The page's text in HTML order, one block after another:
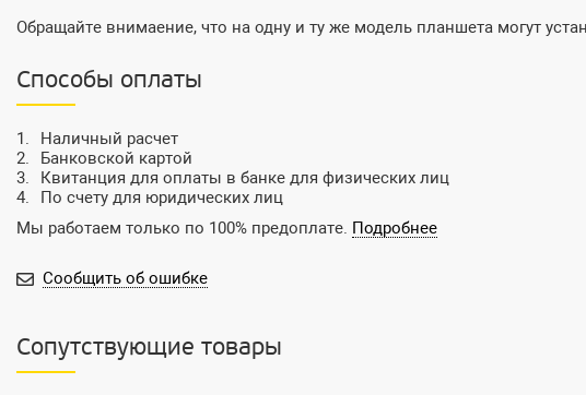
Обращайте внимаение, что на одну и ту же модель планшета могут
Способы оплаты
Наличный расчет
Банковской картой
Квитанция для оплаты в банке для физических лиц
По счету для юридических лиц
Мы работаем только по 100% предоплате. Подробнее
Сообщить об ошибке
Сопутствующие товары